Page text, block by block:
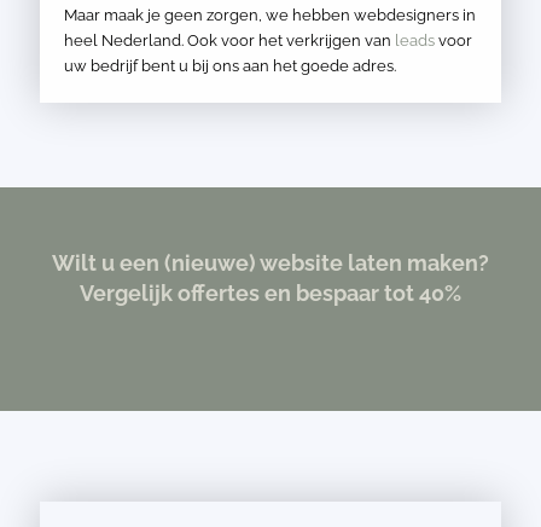
Maar maak je geen zorgen, we hebben webdesigners in
heel Nederland. Ook voor het verkrijgen van leads voor
uw bedrijf bent u bij ons aan het goede adres.
Wilt u een (nieuwe) website laten maken?
Vergelijk offertes en bespaar tot 40%